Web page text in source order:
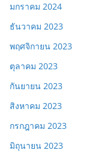
มกราคม 2024
ธันวาคม 2023
พฤศจิกายน 2023
ตุลาคม 2023
กันยายน 2023
สิงหาคม 2023
กรกฎาคม 2023
มิถุนายน 2023